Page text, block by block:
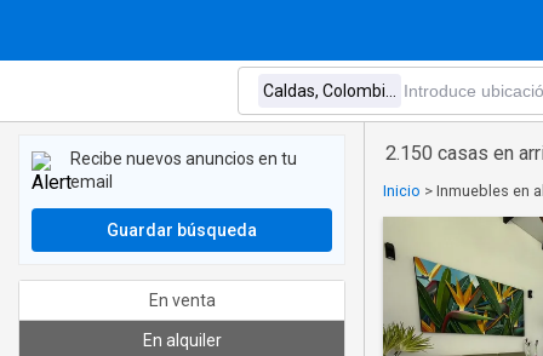
2.150 casas en
Inicio > Inmuebles en
Recibe nuevos anuncios en tu
email
Guardar búsqueda
En venta
En alquiler